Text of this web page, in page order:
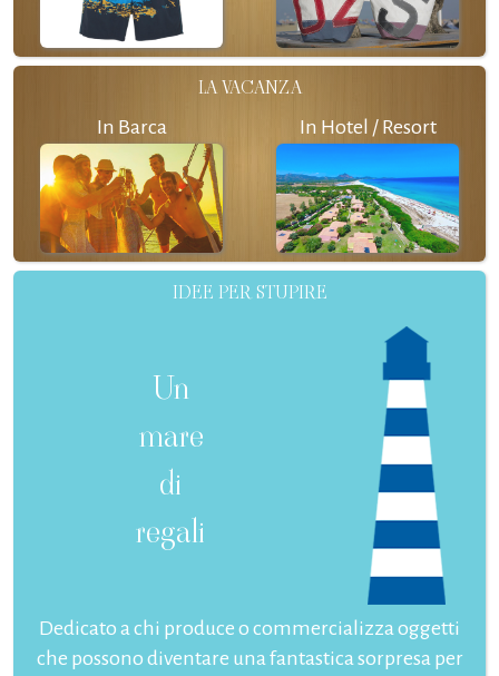
LA VACANZA
In Barca In Hotel / Resort
IDEE PER STUPIRE
Un
mare
di
regali
Dedicato a chi produce o commercializza oggetti
che possono diventare una fantastica sorpresa per